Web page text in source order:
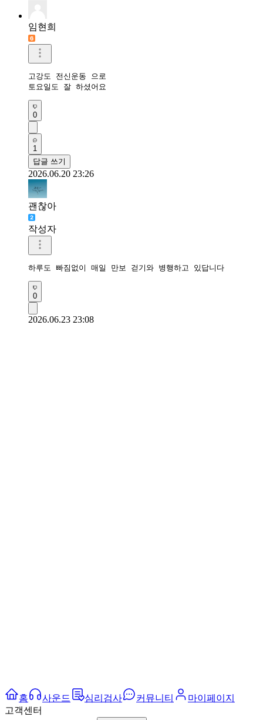
임현희
고강도 전신운동 으로
토요일도 잘 하셨어요
0
1
답글 쓰기
2026.06.20 23:26
괜찮아
작성자
하루도 빠짐없이 매일 만보 걷기와 병행하고 있답니다
0
2026.06.23 23:08
홈 사운드 심리검사 커뮤니티
마이페이지
고객센터